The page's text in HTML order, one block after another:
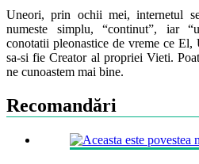
Uneori, prin ochii mei, internetul
numeste simplu, “continut”, iar
conotatii pleonastice de vreme ce
sa-si fie Creator al propriei Vieti.
ne cunoastem mai bine.
Recomandări